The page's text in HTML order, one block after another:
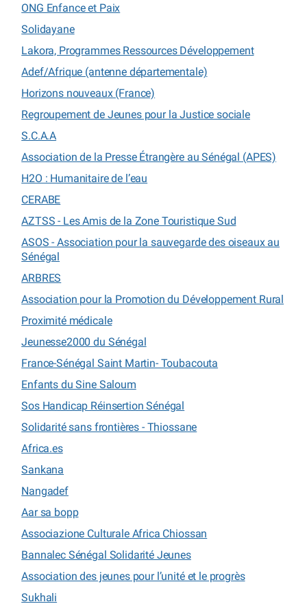
ONG Enfance et Paix
Solidayane
Lakora, Programmes Ressources Développement
Adef/Afrique (antenne départementale)
Horizons nouveaux (France)
Regroupement de Jeunes pour la Justice sociale
S.C.A.A
Association de la Presse Étrangère au Sénégal (APES)
H2O : Humanitaire de l’eau
CERABE
AZTSS - Les Amis de la Zone Touristique Sud
ASOS - Association pour la sauvegarde des oiseaux au
Sénégal
ARBRES
Association pour la Promotion du Développement Rural
Proximité médicale
Jeunesse2000 du Sénégal
France-Sénégal Saint Martin- Toubacouta
Enfants du Sine Saloum
Sos Handicap Réinsertion Sénégal
Solidarité sans frontières - Thiossane
Africa.es
Sankana
Nangadef
Aar sa bopp
Associazione Culturale Africa Chiossan
Bannalec Sénégal Solidarité Jeunes
Association des jeunes pour l’unité et le progrès
Sukhali